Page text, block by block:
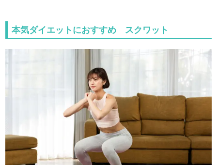
本気ダイエットにおすすめ スクワット